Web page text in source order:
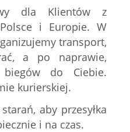
dla Klientów z
i Europie. W
transport,
a po naprawie,
biegów do Ciebie.
kurierskiej.
aby przesyłka
i na czas.